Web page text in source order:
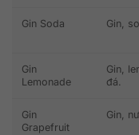
Gin Soda Gin,
Gin
Lemonade
Gin,
đá.
Gin
Grapefruit
Gin,